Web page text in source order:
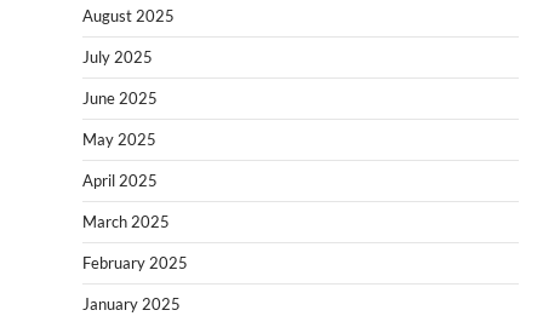
August 2025
July 2025
June 2025
May 2025
April 2025
March 2025
February 2025
January 2025